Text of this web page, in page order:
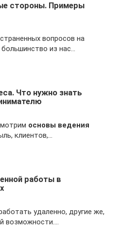
стороны. Примеры
вопросов на
из нас…
Что нужно знать
основы ведения
клиентов,…
работы в
удаленно, другие же,
возможности.…